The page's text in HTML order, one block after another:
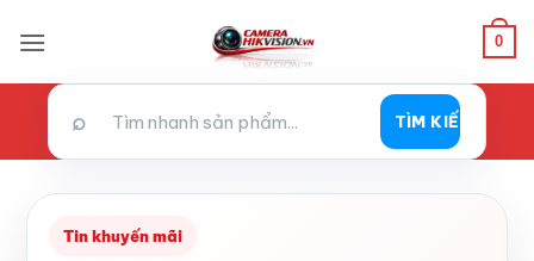
qua
0
⌕ TÌM KIẾM
Tin khuyến mãi